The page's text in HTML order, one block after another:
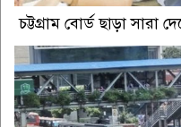
চট্টগ্রাম বোর্ড ছাড়া সারা